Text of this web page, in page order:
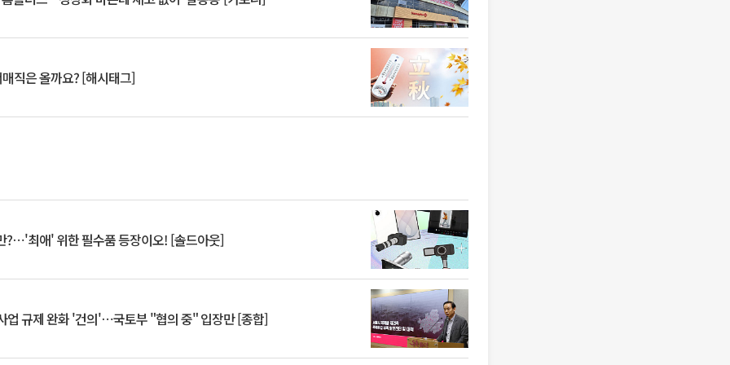
직은 올까요? [해시태그]
?⋯'최애' 위한 필수품 등장이오! [솔드아웃]
업 규제 완화 '건의'⋯국토부 "협의 중" 입장만 [종합]